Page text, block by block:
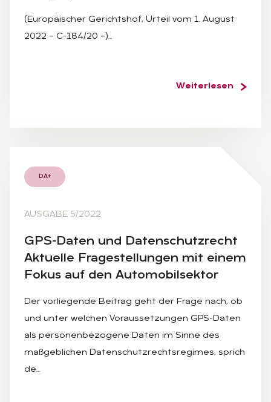
(Europäischer Gerichtshof, Urteil vom 1. August
2022 – C-184/20 –)…
Weiterlesen
DA+
AUSGABE 5/2022
GPS-Da­ten und Da­ten­schutz­recht
Ak­tu­el­le Fra­ge­stel­lun­gen mit ei­nem
Fo­kus auf den Au­to­mo­bil­sek­tor
Der vorliegende Beitrag geht der Frage nach, ob
und unter welchen Voraussetzungen GPS-Daten
als personenbezogene Daten im Sinne des
maßgeblichen Datenschutzrechtsregimes, sprich
de…